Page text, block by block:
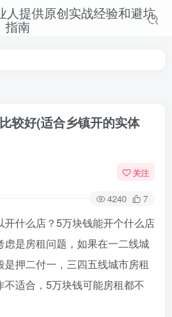
较好(适合乡镇开的实体
关注
4240 7
什么店？5万块钱能开个什么店
是房租问题，如果在一二线城
押二付一，三四五线城市房租
不适合，5万块钱可能房租都不